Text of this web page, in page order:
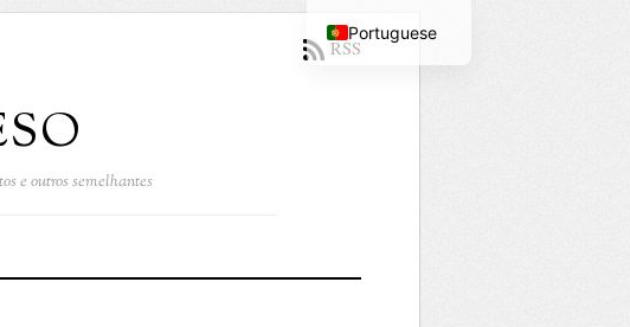
e outros semelhantes
RSS
Portuguese